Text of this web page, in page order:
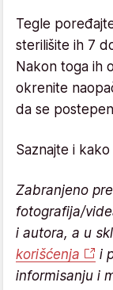
Tegle
sterilišite ih 7
Nakon toga ih
okrenite
da se
Saznajte i
Zabranjeno
fotografija/
i autora, a u
korišćenja
i
informisanju i